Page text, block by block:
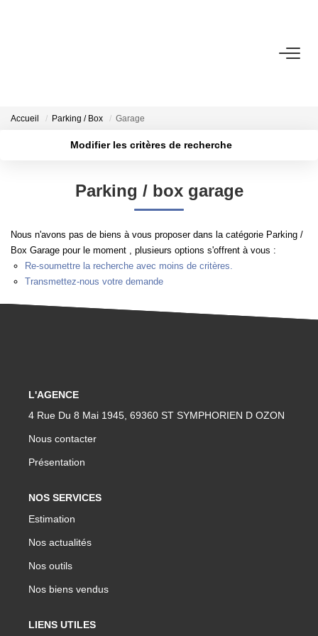
LOUER
ESTIMER
PROGRAMMES NEUFS
NOTRE AGENCE
Accueil Parking / Box Garage
Modifier les critères de recherche
Créer une alerte
Parking / box garage
Nous n'avons pas de biens à vous proposer dans la catégorie Parking /
Box Garage pour le moment , plusieurs options s'offrent à vous :
Re-soumettre la recherche avec moins de critères.
Transmettez-nous votre demande
L'AGENCE
4 Rue Du 8 Mai 1945, 69360 ST SYMPHORIEN D OZON
Nous contacter
Présentation
NOS SERVICES
Estimation
Nos actualités
Nos outils
Nos biens vendus
LIENS UTILES